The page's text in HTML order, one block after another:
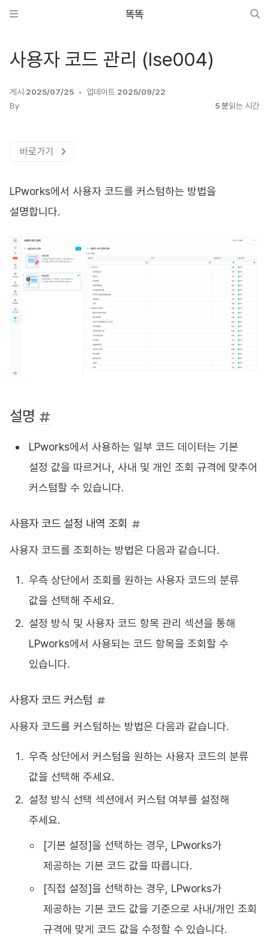
똑똑
사용자 코드 관리 (lse004)
게시 2025/07/25 업데이트 2025/09/22
By
5 분읽는 시간
바로가기
LPworks에서 사용자 코드를 커스텀하는 방법을
설명합니다.
설명
LPworks에서 사용하는 일부 코드 데이터는 기본
설정 값을 따르거나, 사내 및 개인 조회 규격에 맞추어
커스텀할 수 있습니다.
사용자 코드 설정 내역 조회
사용자 코드를 조회하는 방법은 다음과 같습니다.
우측 상단에서 조회를 원하는 사용자 코드의 분류
값을 선택해 주세요.
설정 방식 및 사용자 코드 항목 관리 섹션을 통해
LPworks에서 사용되는 코드 항목을 조회할 수
있습니다.
사용자 코드 커스텀
사용자 코드를 커스텀하는 방법은 다음과 같습니다.
우측 상단에서 커스텀을 원하는 사용자 코드의 분류
값을 선택해 주세요.
설정 방식 선택 섹션에서 커스텀 여부를 설정해
주세요.
[기본 설정]을 선택하는 경우, LPworks가
제공하는 기본 코드 값을 따릅니다.
[직접 설정]을 선택하는 경우, LPworks가
제공하는 기본 코드 값을 기준으로 사내/개인 조회
규격에 맞게 코드 값을 수정할 수 있습니다.